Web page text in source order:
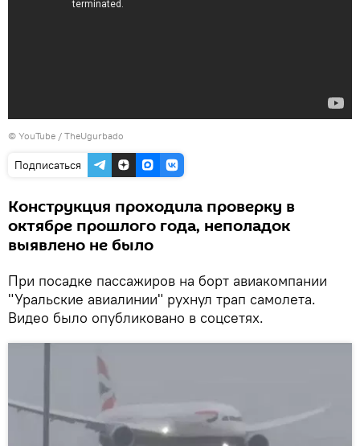
© YouTube / TheUgurbado
Подписаться
Конструкция проходила проверку в
октябре прошлого года, неполадок
выявлено не было
При посадке пассажиров на борт авиакомпании
"Уральские авиалинии" рухнул трап самолета.
Видео было опубликовано в соцсетях.